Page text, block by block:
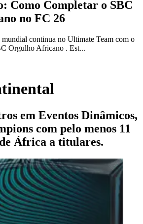
Como Completar o SBC
no FC 26
continua no Ultimate Team com o
Orgulho Africano . Est...
em Eventos Dinâmicos,
com pelo menos 11
África a titulares.